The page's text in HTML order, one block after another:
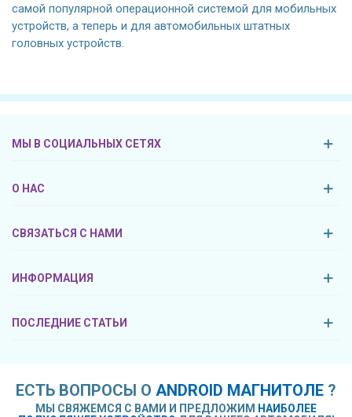
самой популярной операционной системой для мобильных
устройств, а теперь и для автомобильных штатных
головных устройств.
МЫ В СОЦИАЛЬНЫХ СЕТЯХ
О НАС
СВЯЗАТЬСЯ С НАМИ
ИНФОРМАЦИЯ
ПОСЛЕДНИЕ СТАТЬИ
ЕСТЬ ВОПРОСЫ О ANDROID МАГНИТОЛЕ ?
МЫ СВЯЖЕМСЯ С ВАМИ И ПРЕДЛОЖИМ НАИБОЛЕЕ